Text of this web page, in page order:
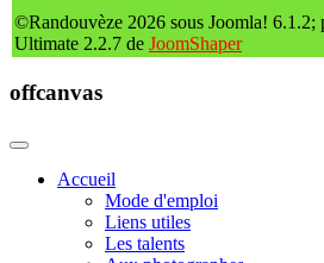
©Randouvèze 2026 sous Joomla! 6.1.2;
Ultimate 2.2.7 de JoomShaper
offcanvas
Accueil
Mode d'emploi
Liens utiles
Les talents